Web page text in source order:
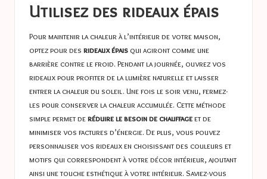
Utilisez des rideaux épais
Pour maintenir la chaleur à l’intérieur de votre maison,
optez pour des rideaux épais qui agiront comme une
barrière contre le froid. Pendant la journée, ouvrez vos
rideaux pour profiter de la lumière naturelle et laisser
entrer la chaleur du soleil. Une fois le soir venu, fermez-
les pour conserver la chaleur accumulée. Cette méthode
simple permet deréduire le besoin de chauffageet de
minimiser vos factures d’énergie. De plus, vous pouvez
personnaliser vos rideaux en choisissant des couleurs et
motifs qui correspondent à votre décor intérieur, ajoutant
ainsi une touche esthétique à votre intérieur. Saviez-vous